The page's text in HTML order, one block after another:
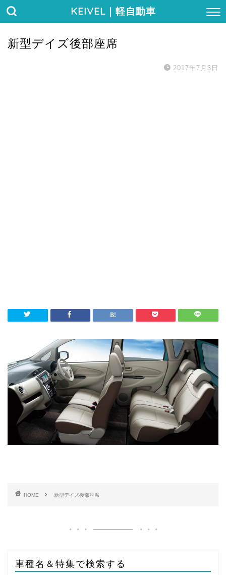
KEIVEL｜軽自動車
新型デイズ後部座席
2017年7月3日
HOME 新型デイズ後部座席
車種名＆特集で検索する